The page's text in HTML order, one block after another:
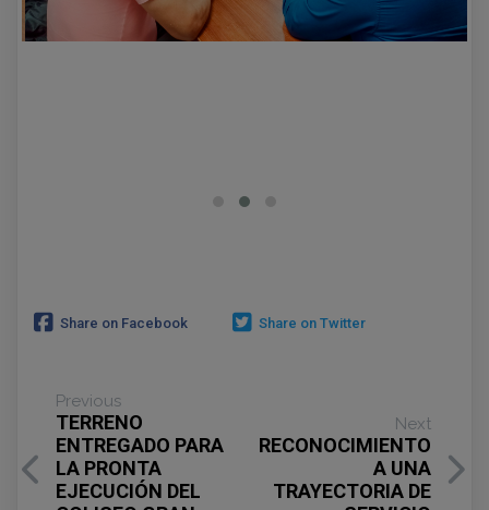
Share on Facebook Share on Twitter
Previous
TERRENO
ENTREGADO PARA
LA PRONTA
EJECUCIÓN DEL
Next
RECONOCIMIENTO
A UNA
TRAYECTORIA DE